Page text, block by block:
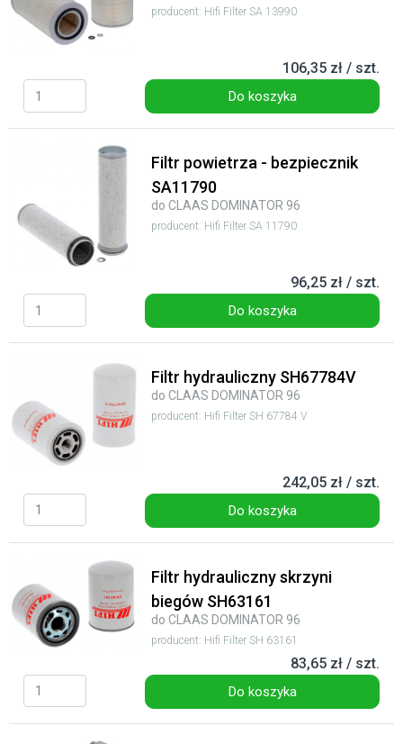
producent: Hifi Filter SA 13990
106,35 zł / szt.
Do koszyka
Filtr powietrza - bezpiecznik
SA11790
do CLAAS DOMINATOR 96
producent: Hifi Filter SA 11790
96,25 zł / szt.
Do koszyka
Filtr hydrauliczny SH67784V
do CLAAS DOMINATOR 96
producent: Hifi Filter SH 67784 V
242,05 zł / szt.
Do koszyka
Filtr hydrauliczny skrzyni
biegów SH63161
do CLAAS DOMINATOR 96
producent: Hifi Filter SH 63161
83,65 zł / szt.
Do koszyka